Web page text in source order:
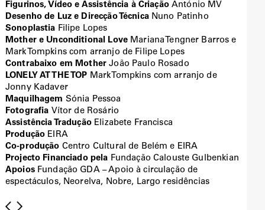
Figurinos, Vídeo e Assistência à CriaçãoAntónio MV
Desenho de Luz e Direcção Técnica Nuno Patinho
Sonoplastia Filipe Lopes
Mother e Unconditional Love Mariana Tengner Barros e
Mark Tompkins com arranjo de Filipe Lopes
Contrabaixo em MotherJoão Paulo Rosado
LONELY AT THE TOP Mark Tompkins com arranjo de
Jonny Kadaver
Maquilhagem Sónia Pessoa
Fotografia Vítor de Rosário
Assistência Tradução Elizabete Francisca
Produção EIRA
Co-produção Centro Cultural de Belém e EIRA
Projecto Financiado pela Fundação Calouste Gulbenkian
Apoios Fundação GDA – Apoio à circulação de
espectáculos, Neorelva, Nobre, Largo residências